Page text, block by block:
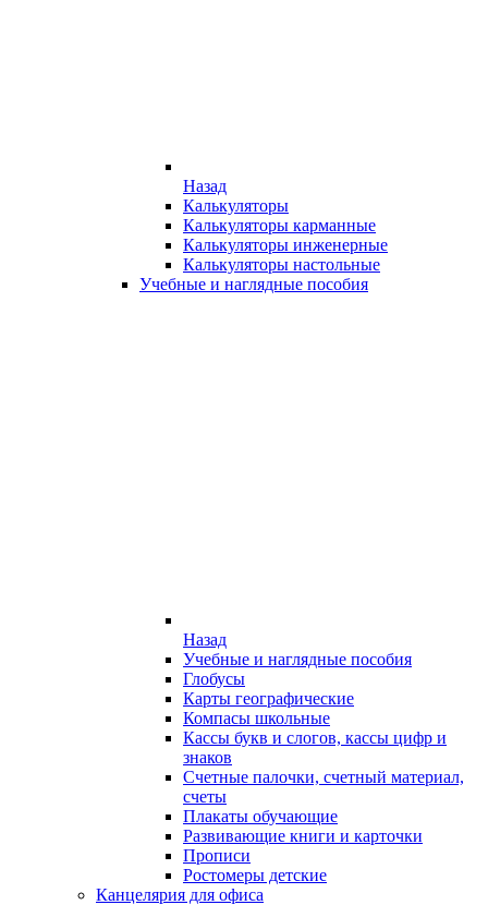
Назад
Калькуляторы
Калькуляторы карманные
Калькуляторы инженерные
Калькуляторы настольные
Учебные и наглядные пособия
Назад
Учебные и наглядные пособия
Глобусы
Карты географические
Компасы школьные
Кассы букв и слогов, кассы цифр и
знаков
Счетные палочки, счетный материал,
счеты
Плакаты обучающие
Развивающие книги и карточки
Прописи
Ростомеры детские
Канцелярия для офиса